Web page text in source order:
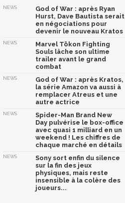
NEWS
God of War : après Ryan
Hurst, Dave Bautista serait
en négociations pour
devenir le nouveau Kratos
NEWS
Marvel Tōkon Fighting
Souls lâche son ultime
trailer avant le grand
combat
NEWS
God of War : après Kratos,
la série Amazon va aussi à
remplacer Atreus et une
autre actrice
NEWS
Spider-Man Brand New
Day pulvérise le box-office
avec quasi 1 milliard en un
weekend ! Les chiffres de
chaque marché en détails
NEWS
Sony sort enfin du silence
sur la fin des jeux
physiques, mais reste
insensible à la colère des
joueurs...